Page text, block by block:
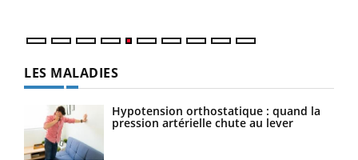
LES MALADIES
Hypotension orthostatique : quand la
pression artérielle chute au lever